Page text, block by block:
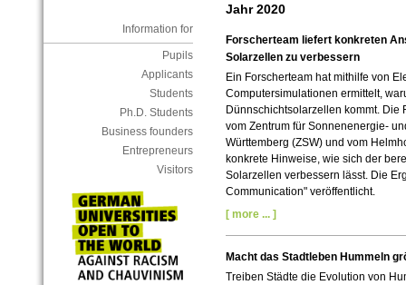
Information for
Pupils
Applicants
Students
Ph.D. Students
Business founders
Entrepreneurs
Visitors
Jahr 2020
Forscherteam liefert konkreten
Solarzellen zu verbessern
Ein Forscherteam hat mithilfe von
Computersimulationen ermittelt,
Dünnschichtsolarzellen kommt.
vom Zentrum für Sonnenenergie-
Württemberg (ZSW) und vom
konkrete Hinweise, wie sich der
Solarzellen verbessern lässt. Die
Communication" veröffentlicht.
[ more ... ]
Macht das Stadtleben Hummeln
Treiben Städte die Evolution von